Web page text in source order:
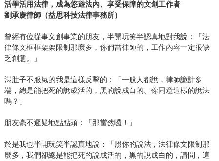
活學活用法律，成為悠遊法內、享受保障的文創工作者
劉承慶律師（益思科技法律事務所）
曾經有位從事文創事業的朋友，半開玩笑半認真地對我說：「法
律條文框框架架限制那麼多，你們當律師的，工作內容一定很缺
乏創意。」
滿肚子不服氣的我是這樣反擊的：「一般人都說，律師詭計多
端，總是能把死的說成活的，黑的說成白的。你同意這樣的說法
嗎？」
朋友毫不遲疑地點點頭：「那當然囉！」
於是我也半開玩笑半認真地說：「照你的說法，法律條文限制那
麼多，我們卻總是能把死的說成活的，黑的說成白的，請問，這